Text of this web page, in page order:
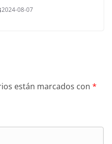
2024-08-07
están marcados con *